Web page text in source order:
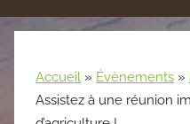
Accueil » Évènements »
Assistez à une réunion